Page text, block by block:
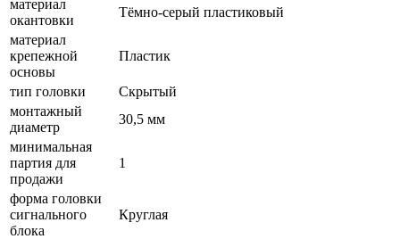
материал
окантовки
Тёмно-серый пластиковый
материал
крепежной
основы
Пластик
тип головки
Скрытый
монтажный
диаметр
30,5 мм
минимальная
партия для
продажи
1
форма головки
сигнального
блока
Круглая